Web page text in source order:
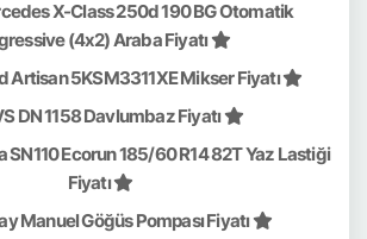
X-Class 250d 190 BG Otomatik
(4x2) Araba Fiyatı
Artisan 5KSM3311XE Mikser Fiyatı
DN 1158 Davlumbaz Fiyatı
SN110 Ecorun 185/60 R14 82T Yaz Lastiği
Fiyatı
Manuel Göğüs Pompası Fiyatı